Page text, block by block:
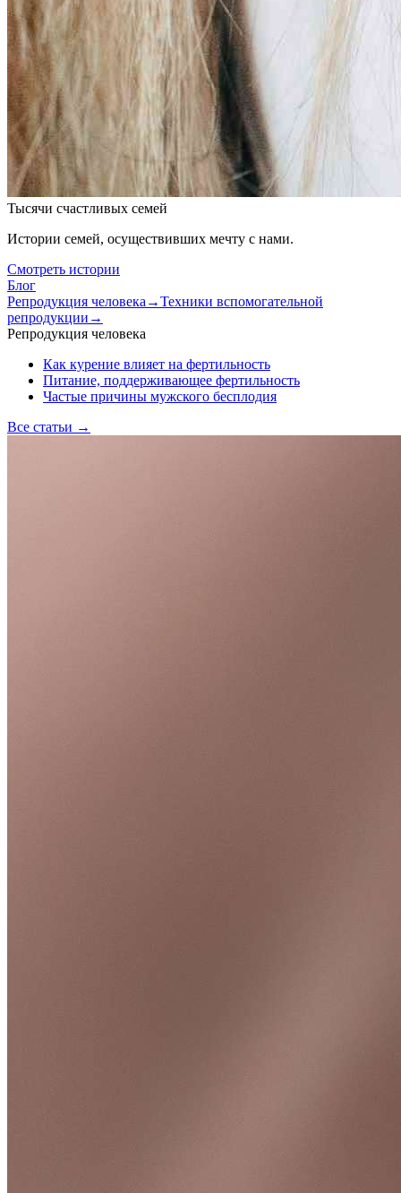
Тысячи счастливых семей
Истории семей, осуществивших мечту с нами.
Смотреть истории
Блог
Репродукция человека →Техники вспомогательной
репродукции →
Репродукция человека
Как курение влияет на фертильность
Питание, поддерживающее фертильность
Частые причины мужского бесплодия
Все статьи →